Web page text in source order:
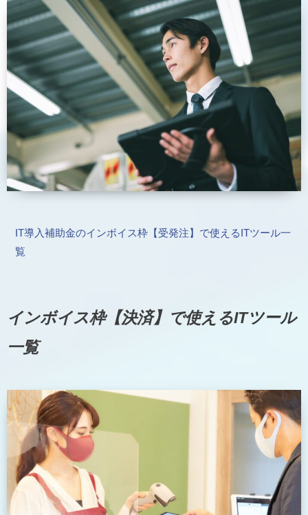
IT導入補助金のインボイス枠【受発注】で使えるITツール一
覧
インボイス枠【決済】で使えるITツール
一覧